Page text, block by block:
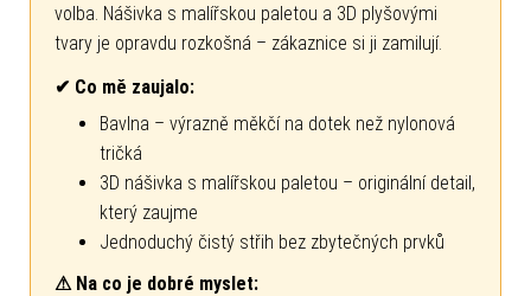
volba. Nášivka s malířskou paletou a 3D plyšovými
tvary je opravdu rozkošná – zákaznice si ji zamilují.
✔ Co mě zaujalo:
Bavlna – výrazně měkčí na dotek než nylonová
tričká
3D nášivka s malířskou paletou – originální detail,
který zaujme
Jednoduchý čistý střih bez zbytečných prvků
⚠ Na co je dobré myslet: